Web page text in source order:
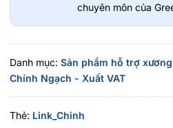
Không nên sử dụng cho:
Trẻ em.
Phụ nữ mang thai hoặc đang
kiến chuyên gia y tế trước khi
Người vừa trải qua phẫu thuật
chuyên môn của
Danh mục: Sản phẩm hỗ trợ
Chính Ngạch - Xuất VAT
Thẻ: Link_Chinh